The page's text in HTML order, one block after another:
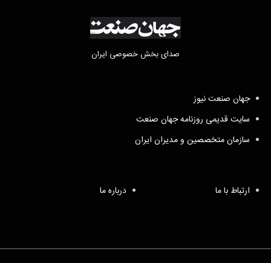
صدای بخش خصوصی ایران
جهان صنعت نیوز
سایت قدیمی روزنامه جهان صنعت
سازمان متخصصین و مدیران ایران
ارتباط با ما درباره ما